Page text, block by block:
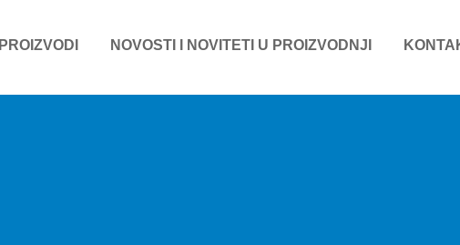
PROIZVODI NOVOSTI I NOVITETI U PROIZVODNJI